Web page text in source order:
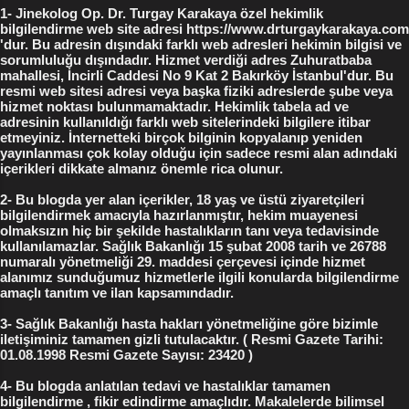
listesine kaydetmeniz gerekmez - gizli kalır )
Kızlık Zarı Bozulması ve Kızlık Zarı Muayanesi
Yorumlarını Okuyun Kızlık Zarı Bozulması
Yorumları Blog Siteler Ayrıca kızlık zarları
hakkında tüm arkadaşlarından görüş alanlar bile
oluyor , kızlık zarının resmini çekip WhatsApp
larında kayı...
1- Jinekolog Op. Dr. Turgay Karakaya özel hekimlik
bilgilendirme web site adresi https://www.drturgaykarakaya.com
'dur. Bu adresin dışındaki farklı web adresleri hekimin bilgisi ve
sorumluluğu dışındadır. Hizmet verdiği adres Zuhuratbaba
mahallesi, İncirli Caddesi No 9 Kat 2 Bakırköy İstanbul'dur. Bu
resmi web sitesi adresi veya başka fiziki adreslerde şube veya
hizmet noktası bulunmamaktadır. Hekimlik tabela ad ve
adresinin kullanıldığı farklı web sitelerindeki bilgilere itibar
etmeyiniz. İnternetteki birçok bilginin kopyalanıp yeniden
yayınlanması çok kolay olduğu için sadece resmi alan adındaki
içerikleri dikkate almanız önemle rica olunur.
2- Bu blogda yer alan içerikler, 18 yaş ve üstü ziyaretçileri
bilgilendirmek amacıyla hazırlanmıştır, hekim muayenesi
olmaksızın hiç bir şekilde hastalıkların tanı veya tedavisinde
kullanılamazlar. Sağlık Bakanlığı 15 şubat 2008 tarih ve 26788
numaralı yönetmeliği 29. maddesi çerçevesi içinde hizmet
alanımız sunduğumuz hizmetlerle ilgili konularda bilgilendirme
amaçlı tanıtım ve ilan kapsamındadır.
3- Sağlık Bakanlığı hasta hakları yönetmeliğine göre bizimle
iletişiminiz tamamen gizli tutulacaktır. ( Resmi Gazete Tarihi:
01.08.1998 Resmi Gazete Sayısı: 23420 )
4- Bu blogda anlatılan tedavi ve hastalıklar tamamen
bilgilendirme , fikir edindirme amaçlıdır. Makalelerde bilimsel